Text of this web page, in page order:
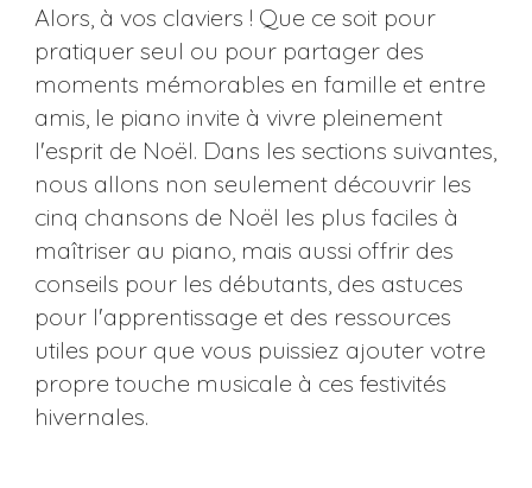
Alors, à vos claviers ! Que ce soit pour
pratiquer seul ou pour partager des
moments mémorables en famille et entre
amis, le piano invite à vivre pleinement
l'esprit de Noël. Dans les sections suivantes,
nous allons non seulement découvrir les
cinq chansons de Noël les plus faciles à
maîtriser au piano, mais aussi offrir des
conseils pour les débutants, des astuces
pour l'apprentissage et des ressources
utiles pour que vous puissiez ajouter votre
propre touche musicale à ces festivités
hivernales​​.